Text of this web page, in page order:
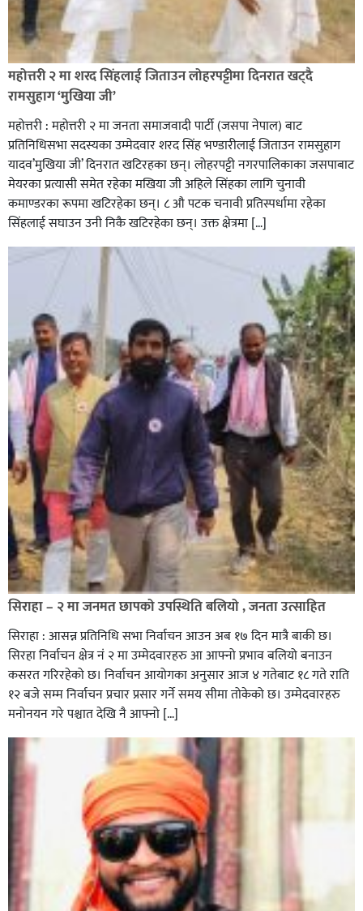
रक्तदान सेवामा जिल्लामै दोस्रो स्थान ल्याएकोमा जनमत नेताद्वय
रेडक्रस सिराहा द्वारा सम्मानित
सिराहाको औरहीमा जेन-जी भेला सम्पन्न
महोत्तरी २ मा शरद सिंहलाई जिताउन लोहरपट्टीमा दिनरात खट्दै
रामसुहाग ‘मुखिया जी’
महोत्तरी : महोत्तरी २ मा जनता समाजवादी पार्टी (जसपा नेपाल) बाट
प्रतिनिधिसभा सदस्यका उम्मेदवार शरद सिंह भण्डारीलाई जिताउन रामसुहाग
यादव’मुखिया जी’ दिनरात खटिरहका छन्। लोहरपट्टी नगरपालिकाका जसपाबाट
मेयरका प्रत्यासी समेत रहेका मखिया जी अहिले सिंहका लागि चुनावी
कमाण्डरका रूपमा खटिरहेका छन्। ८ औ पटक चनावी प्रतिस्पर्धामा रहेका
सिंहलाई सघाउन उनी निकै खटिरहेका छन्। उक्त क्षेत्रमा […]
सिराहा – २ मा जनमत छापको उपस्थिति बलियो , जनता उत्साहित
सिराहा : आसन्न प्रतिनिधि सभा निर्वाचन आउन अब १७ दिन मात्रै बाकी छ।
सिरहा निर्वाचन क्षेत्र नं २ मा उम्मेदवारहरु आ आफ्नो प्रभाव बलियो बनाउन
कसरत गरिरहेको छ। निर्वाचन आयोगका अनुसार आज ४ गतेबाट १८ गते राति
१२ बजे सम्म निर्वाचन प्रचार प्रसार गर्ने समय सीमा तोकेको छ। उम्मेदवारहरु
मनोनयन गरे पश्चात देखि नै आफ्नो […]